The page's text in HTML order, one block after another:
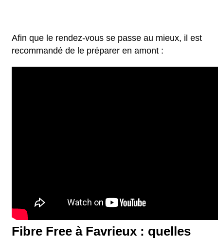
Afin que le rendez-vous se passe au mieux, il est
recommandé de le préparer en amont :
Fibre Free à Favrieux : quelles